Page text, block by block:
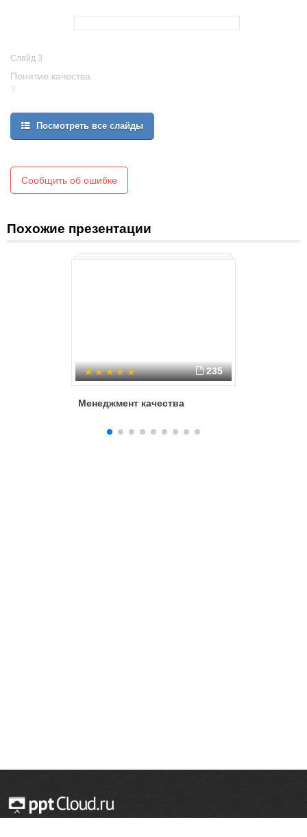
Слайд 3
Понятие качества
3
Посмотреть все слайды
Сообщить об ошибке
Похожие презентации
235
Менеджмент качества